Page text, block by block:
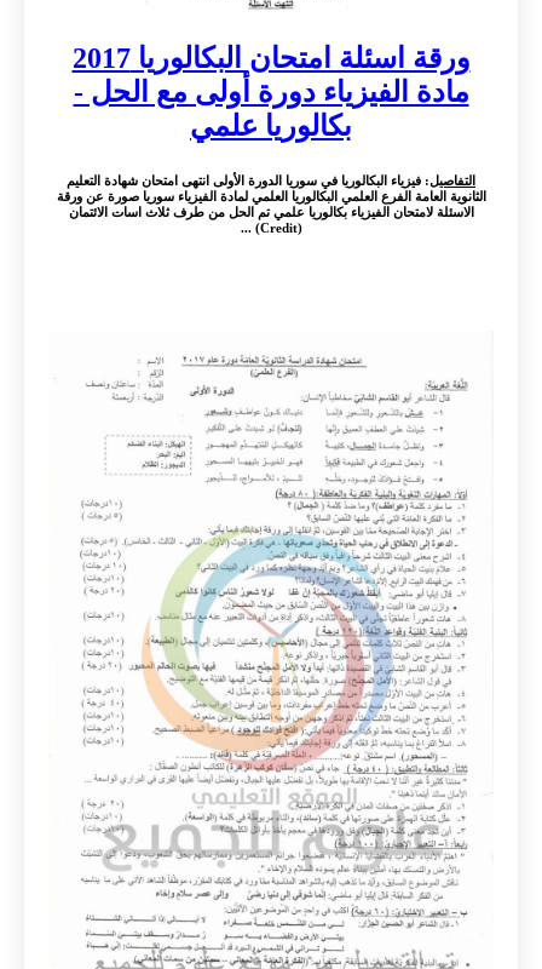
ورقة اسئلة امتحان البكالوريا 2017
مادة الفيزياء دورة أولى مع الحل -
بكالوريا علمي
التفاصيل: فيزياء البكالوريا في سوريا الدورة الأولى انتهى امتحان شهادة التعليم
الثانوية العامة الفرع العلمي البكالوريا العلمي لمادة الفيزياء سوريا صورة عن ورقة
الاسئلة لامتحان الفيزياء بكالوريا علمي تم الحل من طرف ثلاث اسات الائتمان
(Credit) ...